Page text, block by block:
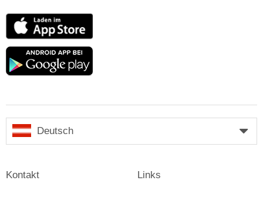
App
Store
Google
Deutsch
Kontakt Links